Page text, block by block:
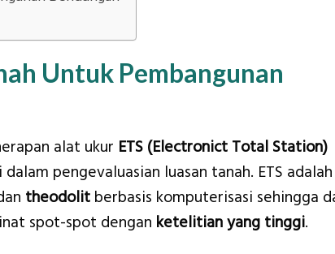
Untuk Pembangunan
alat ukur ETS (Electronict Total Station)
pengevaluasian luasan tanah. ETS adalah
theodolit berbasis komputerisasi sehingga
spot-spot dengan ketelitian yang tinggi.